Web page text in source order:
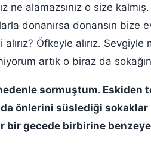
ne alamazsınız o size
donanırsa donansın
Öfkeyle alırız. Sevgiyle
artık o biraz da
sormuştum. Eskiden
da önlerini süslediği
bir gecede birbirine